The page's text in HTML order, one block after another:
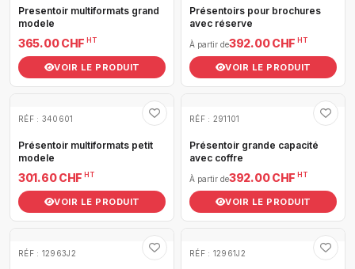
Presentoir multiformats grand
modele
365.00 CHF HT
VOIR LE PRODUIT
Présentoirs pour brochures
avec réserve
À partir de392.00 CHF HT
VOIR LE PRODUIT
RÉF : 340601
Présentoir multiformats petit
modele
301.60 CHF HT
VOIR LE PRODUIT
RÉF : 291101
Présentoir grande capacité
avec coffre
À partir de392.00 CHF HT
VOIR LE PRODUIT
RÉF : 12963J2 RÉF : 12961J2